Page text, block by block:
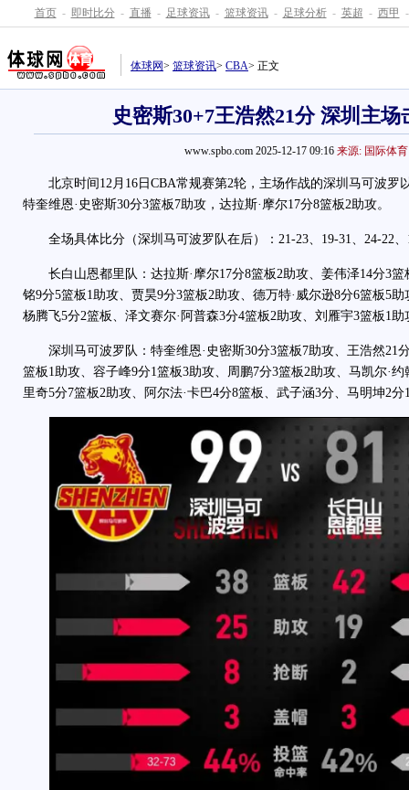
首页 - 即时比分 - 直播 - 足球资讯 - 篮球资讯 - 足球分析 - 英超 - 西甲 -
体球网> 篮球资讯> CBA> 正文
史密斯30+7王浩然21分 深圳主场
www.spbo.com 2025-12-17 09:16 来源: 国际体育
北京时间12月16日CBA常规赛第2轮，主场作战的深圳马可波罗
特奎维恩·史密斯30分3篮板7助攻，达拉斯·摩尔17分8篮板2助攻。
全场具体比分（深圳马可波罗队在后）：21-23、19-31、24-22、
长白山恩都里队：达拉斯·摩尔17分8篮板2助攻、姜伟泽14分3篮
铭9分5篮板1助攻、贾昊9分3篮板2助攻、德万特·威尔逊8分6篮板5
杨腾飞5分2篮板、泽文赛尔·阿普森3分4篮板2助攻、刘雁宇3篮板1助
深圳马可波罗队：特奎维恩·史密斯30分3篮板7助攻、王浩然21
篮板1助攻、容子峰9分1篮板3助攻、周鹏7分3篮板2助攻、马凯尔·
里奇5分7篮板2助攻、阿尔法·卡巴4分8篮板、武子涵3分、马明坤2